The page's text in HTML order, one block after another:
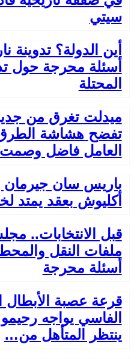
سيتي
أين الدولة؟ تدوينة
أسئلة محرجة حول
المحتلة
ميدلت تغرق من
تفضح هشاشة
العامل فاضل وصمت
باريس سان
أكليوش بعقد
قبل الانتخابات..
ملفات النقل
أسئلة محرجة
قرعة عصبة الأبطال
الفاسي يواجه
ينتظر المتأهل من…